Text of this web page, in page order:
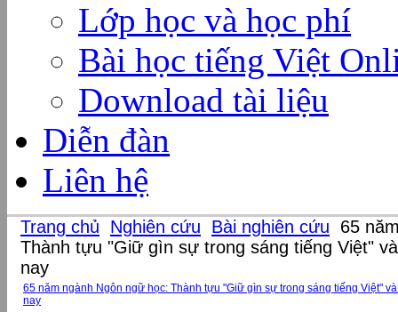
Lớp học và học phí
Bài học tiếng Việt
Download tài liệu
Diễn đàn
Liên hệ
Trang chủ Nghiên cứu Bài nghiên cứu
65
Thành tựu "Giữ gìn sự trong sáng tiếng Việt"
nay
65 năm ngành Ngôn ngữ học: Thành tựu "Giữ gìn sự trong sáng tiếng Việt"
nay